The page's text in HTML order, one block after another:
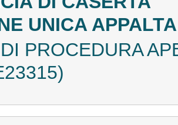
UNICA
PROCEDURA